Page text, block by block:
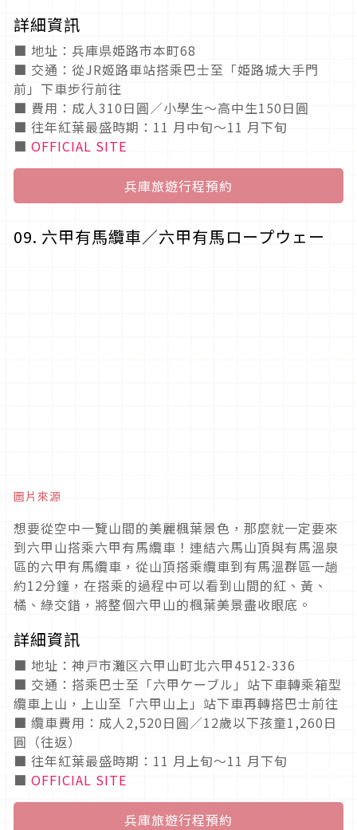
詳細資訊
■ 地址：兵庫県姫路市本町68
■ 交通：從JR姬路車站搭乘巴士至「姫路城大手門
前」下車步行前往
■ 費用：成人310日圓／小學生～高中生150日圓
■ 往年紅葉最盛時期：11 月中旬～11 月下旬
■ OFFICIAL SITE
兵庫旅遊行程預約
09. 六甲有馬纜車／六甲有馬ロープウェー
圖片來源
想要從空中一覽山間的美麗楓葉景色，那麼就一定要來
到六甲山搭乘六甲有馬纜車！連結六馬山頂與有馬溫泉
區的六甲有馬纜車，從山頂搭乘纜車到有馬溫群區一趟
約12分鐘，在搭乘的過程中可以看到山間的紅、黃、
橘、綠交錯，將整個六甲山的楓葉美景盡收眼底。
詳細資訊
■ 地址：神戸市灘区六甲山町北六甲4512-336
■ 交通：搭乘巴士至「六甲ケーブル」站下車轉乘箱型
纜車上山，上山至「六甲山上」站下車再轉搭巴士前往
■ 纜車費用：成人2,520日圓／12歲以下孩童1,260日
圓（往返）
■ 往年紅葉最盛時期：11 月上旬～11 月下旬
■ OFFICIAL SITE
兵庫旅遊行程預約